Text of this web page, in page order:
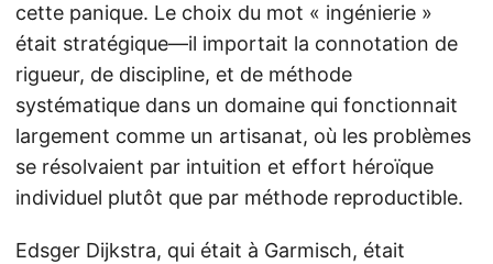
cette panique. Le choix du mot « ingénierie »
était stratégique—il importait la connotation de
rigueur, de discipline, et de méthode
systématique dans un domaine qui fonctionnait
largement comme un artisanat, où les problèmes
se résolvaient par intuition et effort héroïque
individuel plutôt que par méthode reproductible.
Edsger Dijkstra, qui était à Garmisch, était